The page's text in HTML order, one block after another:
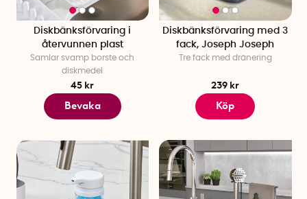
Diskbänksförvaring i
återvunnen plast
Samlar svamp borste och
diskmedel
45 kr
Bevaka
Diskbänksförvaring med 3
fack, Joseph Joseph
Tre fack med dränering
239 kr
Köp